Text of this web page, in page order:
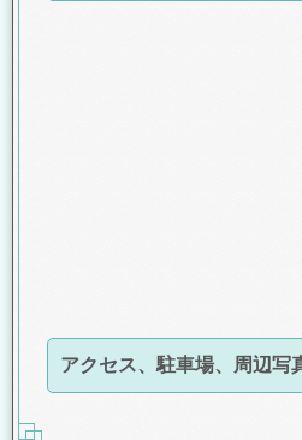
アクセス、駐車場、周辺写